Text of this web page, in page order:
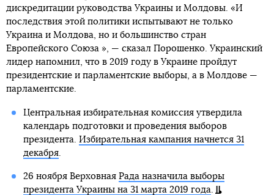
дискредитации руководства Украины и Молдовы. «И
последствия этой политики испытывают не только
Украина и Молдова, но и большинство стран
Европейского Союза », — сказал Порошенко. Украинский
лидер напомнил, что в 2019 году в Украине пройдут
президентские и парламентские выборы, а в Молдове —
парламентские.
Центральная избирательная комиссия утвердила
календарь подготовки и проведения выборов
президента. Избирательная кампания начнется 31
декабря.
26 ноября Верховная Рада назначила выборы
президента Украины на 31 марта 2019 года.